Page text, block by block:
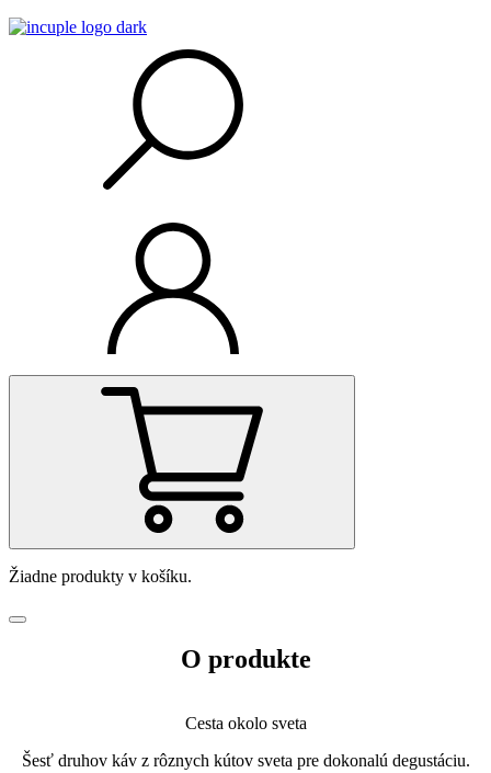
Žiadne produkty v košíku.
O produkte
Cesta okolo sveta
Šesť druhov káv z rôznych kútov sveta pre dokonalú degustáciu.